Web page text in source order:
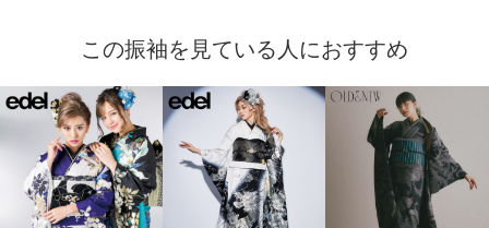
この振袖を見ている人におすすめ